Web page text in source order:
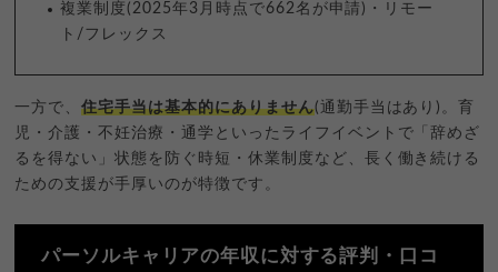
複業制度(2025年3月時点で662名が申請)・リモー
ト/フレックス
一方で、住宅手当は基本的にありません(通勤手当はあり)。育
児・介護・不妊治療・通学といったライフイベントで「辞めざ
るを得ない」状態を防ぐ時短・休業制度など、長く働き続ける
ための支援が手厚いのが特徴です。
パーソルキャリアの年収に対する評判・口コ